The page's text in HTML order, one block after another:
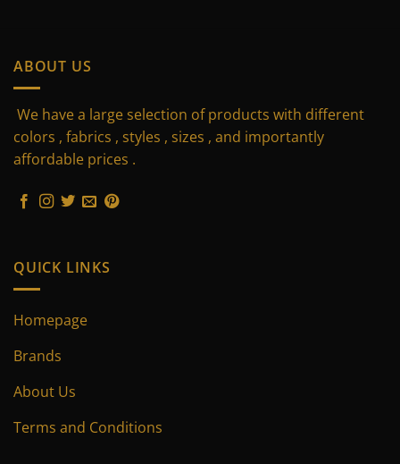
ABOUT US
We have a large selection of products with different
colors , fabrics , styles , sizes , and importantly
affordable prices .
QUICK LINKS
Homepage
Brands
About Us
Terms and Conditions